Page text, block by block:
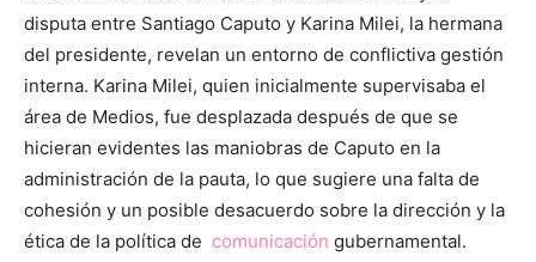
disputa entre Santiago Caputo y Karina Milei, la hermana
del presidente, revelan un entorno de conflictiva gestión
interna. Karina Milei, quien inicialmente supervisaba el
área de Medios, fue desplazada después de que se
hicieran evidentes las maniobras de Caputo en la
administración de la pauta, lo que sugiere una falta de
cohesión y un posible desacuerdo sobre la dirección y la
ética de la política de comunicación gubernamental.